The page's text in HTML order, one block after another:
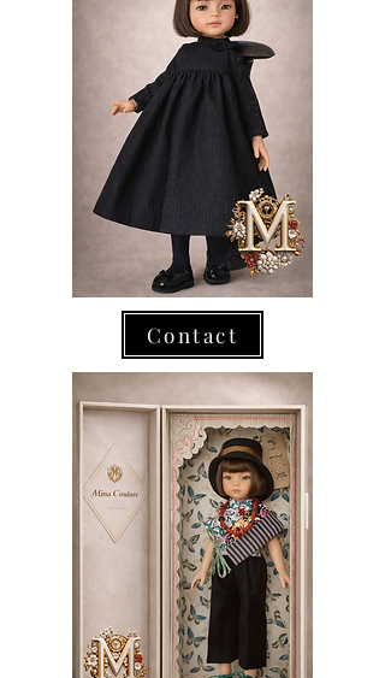
Contact